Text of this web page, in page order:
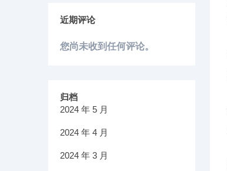
近期评论
您尚未收到任何评论。
归档
2024 年 5 月
2024 年 4 月
2024 年 3 月